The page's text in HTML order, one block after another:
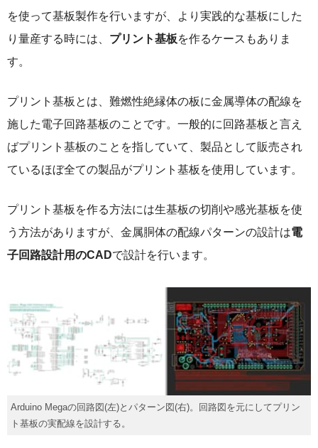
を使って基板製作を行いますが、より実践的な基板にした
り量産する時には、 プリント基板を作るケースもありま
す。
プリント基板とは、難燃性絶縁体の板に金属導体の配線を
施した電子回路基板のことです。一般的に回路基板と言え
ばプリント基板のことを指していて、製品として販売され
ているほぼ全ての製品がプリント基板を使用しています。
プリント基板を作る方法には生基板の切削や感光基板を使
う方法がありますが、金属胴体の配線パターンの設計は電
子回路設計用のCADで設計を行います。
Arduino Megaの回路図(左)とパターン図(右)。回路図を元にしてプリン
ト基板の実配線を設計する。